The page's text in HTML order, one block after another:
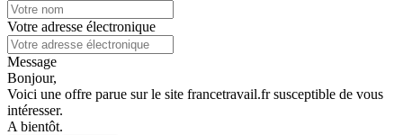
Votre adresse électronique
Message
Bonjour,
Voici une offre parue sur le site francetravail.fr susceptible de vous
intéresser.
A bientôt.